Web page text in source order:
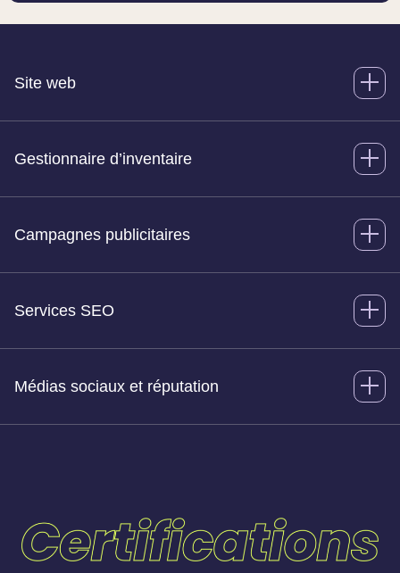
Site web
Gestionnaire d’inventaire
Campagnes publicitaires
Services SEO
Médias sociaux et réputation